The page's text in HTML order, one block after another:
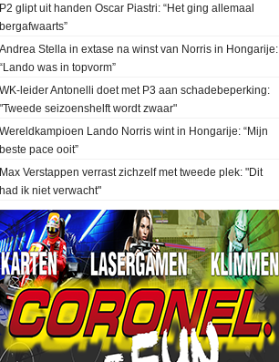
P2 glipt uit handen Oscar Piastri: “Het ging allemaal
bergafwaarts”
Andrea Stella in extase na winst van Norris in Hongarije:
“Lando was in topvorm”
WK-leider Antonelli doet met P3 aan schadebeperking:
"Tweede seizoenshelft wordt zwaar"
Wereldkampioen Lando Norris wint in Hongarije: “Mijn
beste pace ooit”
Max Verstappen verrast zichzelf met tweede plek: "Dit
had ik niet verwacht"